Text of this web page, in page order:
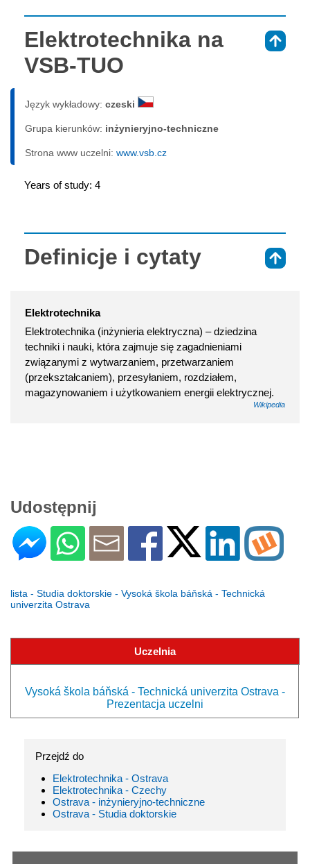
Elektrotechnika na
VSB-TUO
Język wykładowy: czeski
Grupa kierunków: inżynieryjno-techniczne
Strona www uczelni: www.vsb.cz
Years of study: 4
Definicje i cytaty
Elektrotechnika
Elektrotechnika (inżynieria elektryczna) – dziedzina
techniki i nauki, która zajmuje się zagadnieniami
związanymi z wytwarzaniem, przetwarzaniem
(przekształcaniem), przesyłaniem, rozdziałem,
magazynowaniem i użytkowaniem energii elektrycznej.
Wikipedia
Udostępnij
lista - Studia doktorskie - Vysoká škola báňská - Technická
univerzita Ostrava
Uczelnia
Vysoká škola báňská - Technická univerzita Ostrava -
Prezentacja uczelni
Przejdź do
Elektrotechnika - Ostrava
Elektrotechnika - Czechy
Ostrava - inżynieryjno-techniczne
Ostrava - Studia doktorskie